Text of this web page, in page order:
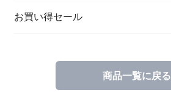
お買い得セール
商品一覧に戻る